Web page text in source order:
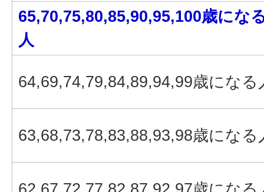
65,70,75,80,85,90,95,100歳にな
人
64,69,74,79,84,89,94,99歳になる
63,68,73,78,83,88,93,98歳になる